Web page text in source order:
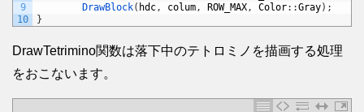
9
10
DrawBlock( hdc, colum, ROW_MAX, Color: :Gray) ;
}
DrawTetrimino関数は落下中のテトロミノを描画する処理
をおこないます。